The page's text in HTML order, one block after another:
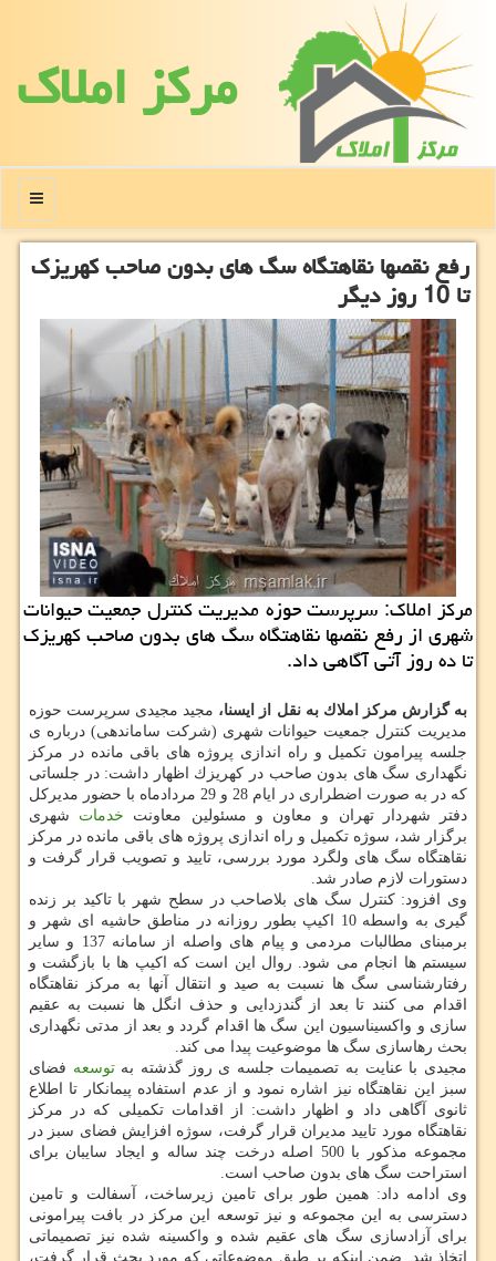
مركز املاك
منو
رفع نقصها نقاهتگاه سگ های بدون صاحب كهریزك
تا 10 روز دیگر
مركز املاك: سرپرست حوزه مدیریت كنترل جمعیت حیوانات
شهری از رفع نقصها نقاهتگاه سگ های بدون صاحب كهریزك
تا ده روز آتی آگاهی داد.
به گزارش مركز املاك به نقل از ایسنا، مجید مجیدی سرپرست حوزه
مدیریت كنترل جمعیت حیوانات شهری (شركت ساماندهی) درباره ی
جلسه پیرامون تكمیل و راه اندازی پروژه های باقی مانده در مركز
نگهداری سگ های بدون صاحب در كهریزك اظهار داشت: در جلساتی
كه در به صورت اضطراری در ایام 28 و 29 مردادماه با حضور مدیركل
دفتر شهردار تهران و معاون و مسئولین معاونت خدمات شهری
برگزار شد، سوژه تكمیل و راه اندازی پروژه های باقی مانده در مركز
نقاهتگاه سگ های ولگرد مورد بررسی، تایید و تصویب قرار گرفت و
دستورات لازم صادر شد.
وی افزود: كنترل سگ های بلاصاحب در سطح شهر با تاكید بر زنده
گیری به واسطه 10 اكیپ بطور روزانه در مناطق حاشیه ای شهر و
برمبنای مطالبات مردمی و پیام های واصله از سامانه 137 و سایر
سیستم ها انجام می شود. روال این است كه اكیپ ها با بازگشت و
رفتارشناسی سگ ها نسبت به صید و انتقال آنها به مركز نقاهتگاه
اقدام می كنند تا بعد از گندزدایی و حذف انگل ها نسبت به عقیم
سازی و واكسیناسیون این سگ ها اقدام گردد و بعد از مدتی نگهداری
بحث رهاسازی سگ ها موضوعیت پیدا می كند.
مجیدی با عنایت به تصمیمات جلسه ی روز گذشته بهتوسعه فضای
سبز این نقاهتگاه نیز اشاره نمود و از عدم استفاده پیمانكار تا اطلاع
ثانوی آگاهی داد و اظهار داشت: از اقدامات تكمیلی كه در مركز
نقاهتگاه مورد تایید مدیران قرار گرفت، سوژه افزایش فضای سبز در
مجموعه مذكور با 500 اصله درخت چند ساله و ایجاد سایبان برای
استراحت سگ های بدون صاحب است.
وی ادامه داد: همین طور برای تامین زیرساخت، آسفالت و تامین
دسترسی به این مجموعه و نیز توسعه این مركز در بافت پیرامونی
برای آزادسازی سگ های عقیم شده و واكسینه شده نیز تصمیماتی
اتخاذ شد. ضمن اینكه بر طبق موضوعاتی كه مورد بحث قرار گرفت،